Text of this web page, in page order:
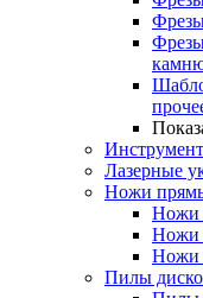
Лазерные
Ножи
Ножи
Ножи
Ножи
Пилы